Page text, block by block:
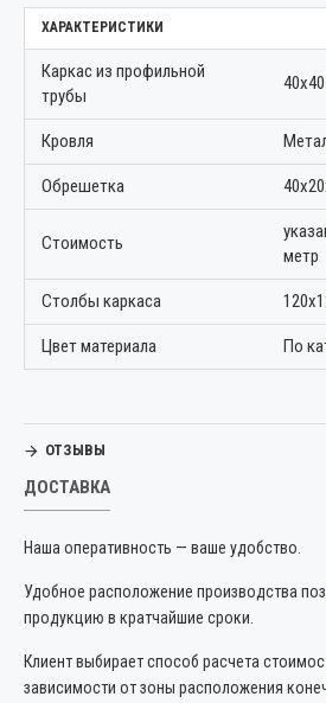
ХАРАКТЕРИСТИКИ
Каркас из профильной
трубы
40х40
Кровля
Обрешетка
Стоимость
метр
Столбы каркаса
Цвет материала По
ОТЗЫВЫ
ДОСТАВКА
Наша оперативность — ваше удобство.
Удобное расположение производства
продукцию в кратчайшие сроки.
Клиент выбирает способ расчета
зависимости от зоны расположения